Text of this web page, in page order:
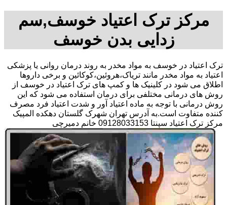
مرکز ترک اعتیاد خوسف,سم
زدایی بدن خوسف
ترک اعتیاد در خوسف به مواد مخدر به روند درمان روانی یا پزشکی
اعتیاد به مواد مخدر مانند تریاک،هروئین،کوکائین و برخی داروها
اطلاق می شود در کلینیک ها و کمپ های ترک اعتیاد در خوسف از
روش های درمانی مختلفی برای درمان استفاده می شود که این
روش درمانی با توجه به ماده اعتیاد آور و شدت اعتیاد فرد مصرف
کننده متفاوت است.به آدرس تهران شهرک گلستان دهکده المپیک
مرکز ترک اعتیاد سپنتا 09128033153 خانم دمیرچی